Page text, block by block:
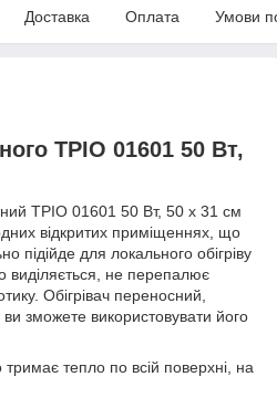
Доставка Оплата Умови
ТРІО 01601 50 Вт,
ТРІО 01601 50 Вт, 50 х 31 см
відкритих приміщеннях, що
підійде для локального обігріву
виділяється, не перепалює
Обігрівач переносний,
зможете використовувати його
тримає тепло по всій поверхні, на